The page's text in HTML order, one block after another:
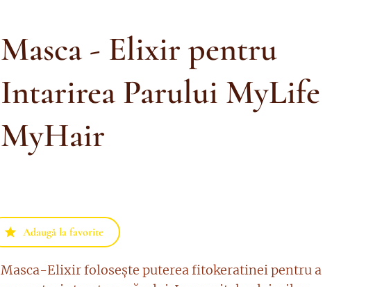
Masca - Elixir pentru
Intarirea Parului MyLife
MyHair
Adaugă la favorite
Masca-Elixir folosește puterea fitokeratinei pentru a